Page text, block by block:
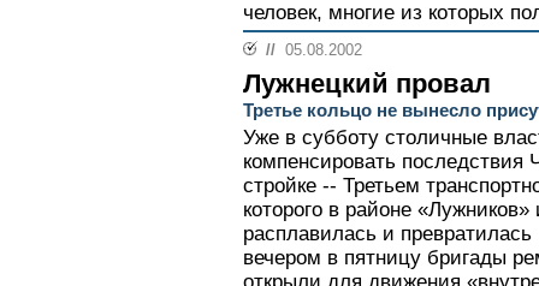
человек, многие из которых
// 05.08.2002
Лужнецкий провал
Третье кольцо не вынесло
Уже в субботу столичные
компенсировать последствия
стройке -- Третьем
которого в районе
расплавилась и
вечером в пятницу бригады